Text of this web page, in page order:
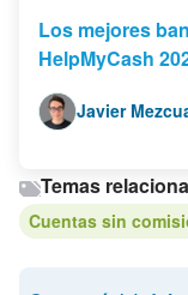
Los mejores
HelpMyCash
Javier
Temas
Cuentas sin